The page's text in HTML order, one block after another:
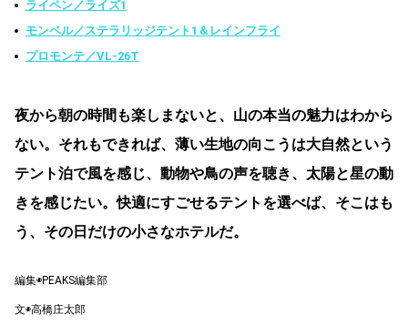
ライペン／ライズ1
モンベル／ステラリッジテント1＆レインフライ
プロモンテ／VL-26T
夜から朝の時間も楽しまないと、山の本当の魅力はわから
ない。それもできれば、薄い生地の向こうは大自然という
テント泊で風を感じ、動物や鳥の声を聴き、太陽と星の動
きを感じたい。快適にすごせるテントを選べば、そこはも
う、その日だけの小さなホテルだ。
編集◉PEAKS編集部
文◉高橋庄太郎